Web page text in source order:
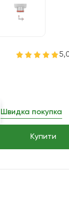
Купити
Швидка покупка